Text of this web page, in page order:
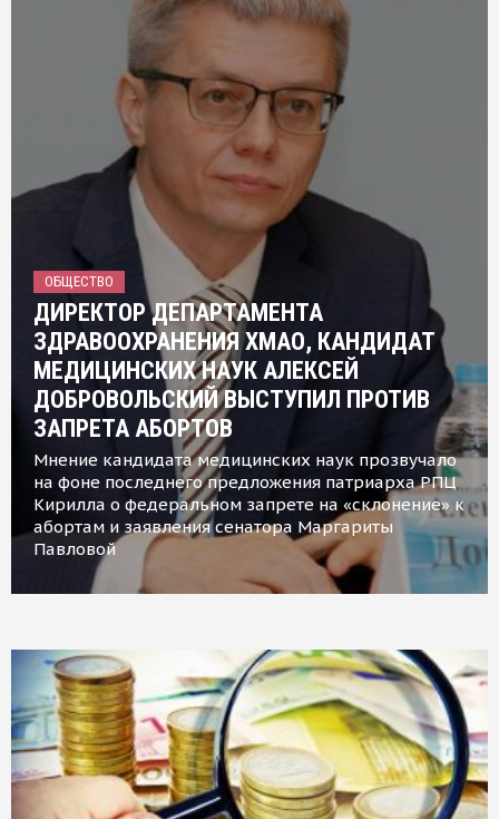
ОБЩЕСТВО
ДИРЕКТОР ДЕПАРТАМЕНТА
ЗДРАВООХРАНЕНИЯ ХМАО, КАНДИДАТ
МЕДИЦИНСКИХ НАУК АЛЕКСЕЙ
ДОБРОВОЛЬСКИЙ ВЫСТУПИЛ ПРОТИВ
ЗАПРЕТА АБОРТОВ
Мнение кандидата медицинских наук прозвучало
на фоне последнего предложения патриарха РПЦ
Кирилла о федеральном запрете на «склонение» к
абортам и заявления сенатора Маргариты
Павловой